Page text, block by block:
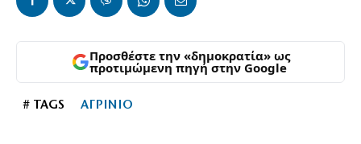
Προσθέστε την «δημοκρατία» ως
προτιμώμενη πηγή στην Google
# TAGS ΑΓΡΙΝΙΟ